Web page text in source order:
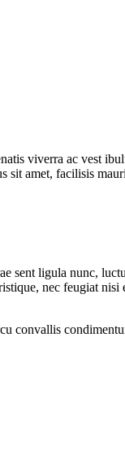
viverra ac vest
sit amet, facilisis
sent ligula nunc,
nec feugiat
convallis